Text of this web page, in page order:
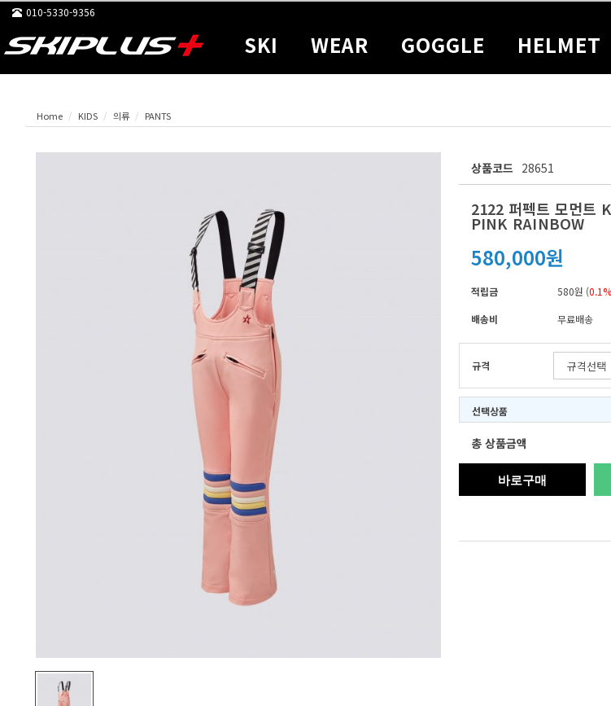
010-5330-9356
SKI WEAR GOGGLE HELMET
Home KIDS 의류 PANTS
상품코드 28651
2122 퍼펙트 모먼트
PINK RAINBOW
580,000원
적립금 580원 (0.1%
배송비
무료배송
규격
선택상품
총 상품금액
바로구매